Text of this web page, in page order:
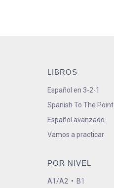
LIBROS
Español en 3-2-1
Spanish To The Point
Español avanzado
Vamos a practicar
POR NIVEL
A1/A2 • B1